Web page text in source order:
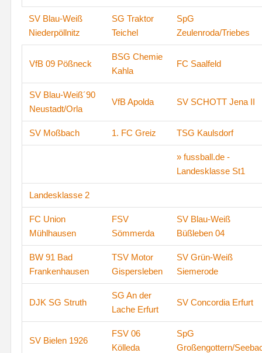
SV Blau-Weiß
Niederpöllnitz
SG Traktor
Teichel
SpG
Zeulenroda/Triebes
VfB 09 Pößneck
BSG Chemie
Kahla
FC Saalfeld
SV Blau-Weiß´90
Neustadt/Orla
VfB Apolda SV SCHOTT Jena II
SV Moßbach 1. FC Greiz TSG Kaulsdorf
» fussball.de -
Landesklasse St1
Landesklasse 2
FC Union
Mühlhausen
FSV
Sömmerda
SV Blau-Weiß
Büßleben 04
BW 91 Bad
Frankenhausen
TSV Motor
Gispersleben
SV Grün-Weiß
Siemerode
DJK SG Struth
SG An der
Lache Erfurt
SV Concordia Erfurt
SV Bielen 1926
FSV 06
Kölleda
SpG
Großengottern/